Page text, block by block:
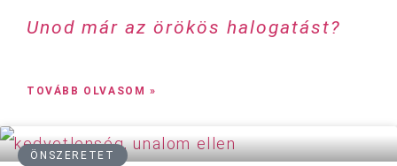
Unod már az örökös halogatást?
TOVÁBB OLVASOM »
ÖNSZERETET